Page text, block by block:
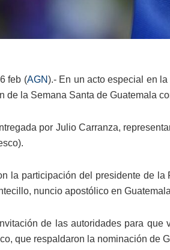
feb (AGN).- En un acto especial en
de la Semana Santa de Guatemala
por Julio Carranza,
la participación del presidente de
nuncio apostólico en
de las autoridades para
que respaldaron la nominación de